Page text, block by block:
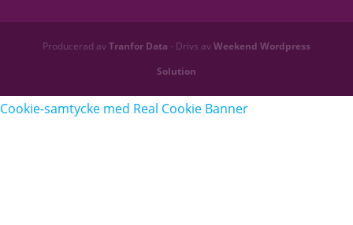
Producerad avTranfor Data - Drivs avWeekend Wordpress
Solution
Cookie-samtycke med Real Cookie Banner